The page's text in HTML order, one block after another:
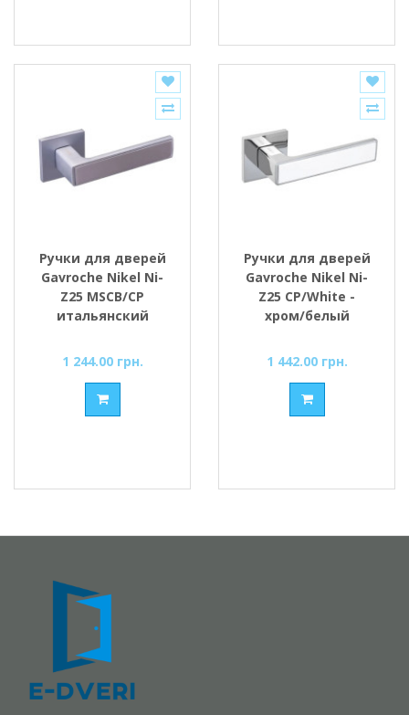
Ручки для дверей
Gavroche Nikel Ni-
Z25 MSCB/CP
итальянский
1 244.00 грн.
Ручки для дверей
Gavroche Nikel Ni-
Z25 CP/White -
хром/белый
1 442.00 грн.